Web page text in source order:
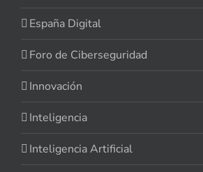
España Digital
Foro de Ciberseguridad
Innovación
Inteligencia
Inteligencia Artificial